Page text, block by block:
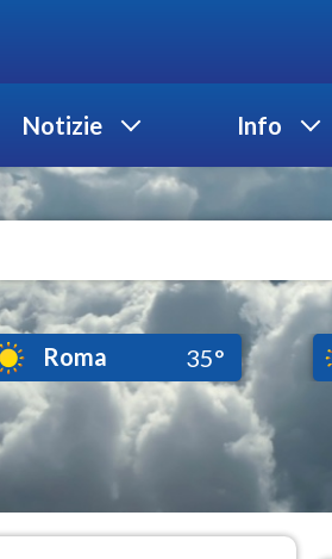
Notizie Info
Roma 35°